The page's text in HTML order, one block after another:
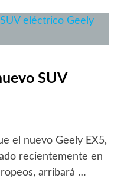
SUV
el nuevo Geely EX5,
recientemente en
arribará …